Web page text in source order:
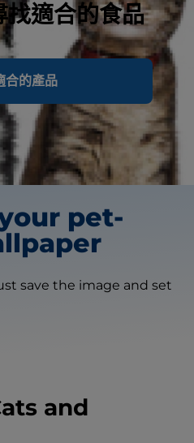
找適合的食品
合的產品
pet-
save the image and set
and